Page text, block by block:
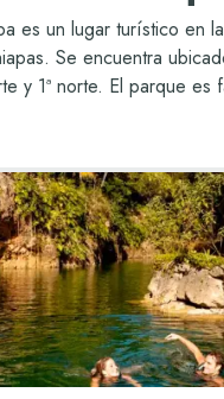
es un lugar turístico en
Se encuentra
y 1ª norte. El parque es